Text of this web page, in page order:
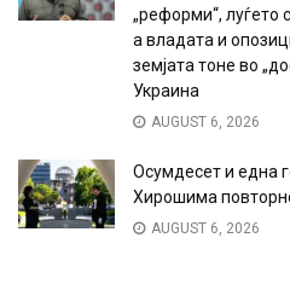
„реформи“, луѓето
а владата и
земјата тоне во
Украина
AUGUST 6, 2026
Осумдесет и една
Хирошима
AUGUST 6, 2026